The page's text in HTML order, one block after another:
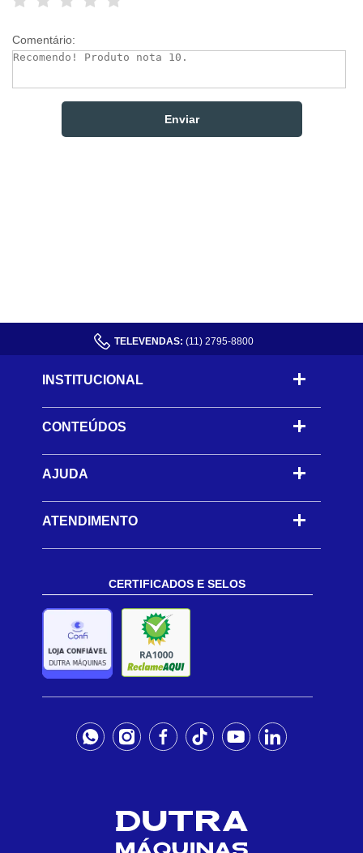
Comentário:
TELEVENDAS: (11) 2795-8800
INSTITUCIONAL
CONTEÚDOS -
AJUDA -
ATENDIMENTO
CERTIFICADOS E SELOS